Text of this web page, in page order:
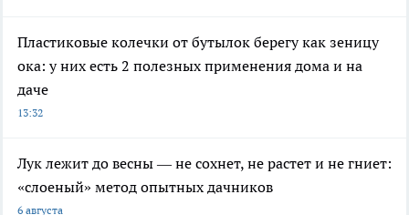
Пластиковые колечки от бутылок берегу как зеницу
ока: у них есть 2 полезных применения дома и на
даче
13:32
Лук лежит до весны — не сохнет, не растет и не гниет:
«слоеный» метод опытных дачников
6 августа